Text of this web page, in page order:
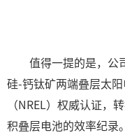
值得一提的是，公
硅-钙钛矿两端叠层太
（NREL）权威认证，
积叠层电池的效率纪录。